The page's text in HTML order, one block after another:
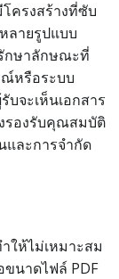
โครงสร้างที่ซับ
ลายรูปแบบ
กษาลักษณะที่
ณ์หรือระบบ
จะเห็นเอกสาร
รองรับคุณสมบัติ
และการจำกัด
ให้ไม่เหมาะสม
ขนาดไฟล์ PDF